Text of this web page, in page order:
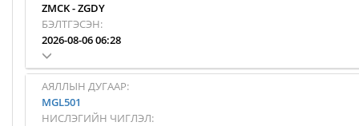
ZMCK-ZGDY
БЭЛТГЭСЭН:
2026-08-06 06:28
АЯЛЛЫН ДУГААР:
MGL501
НИСЛЭГИЙН ЧИГЛЭЛ: